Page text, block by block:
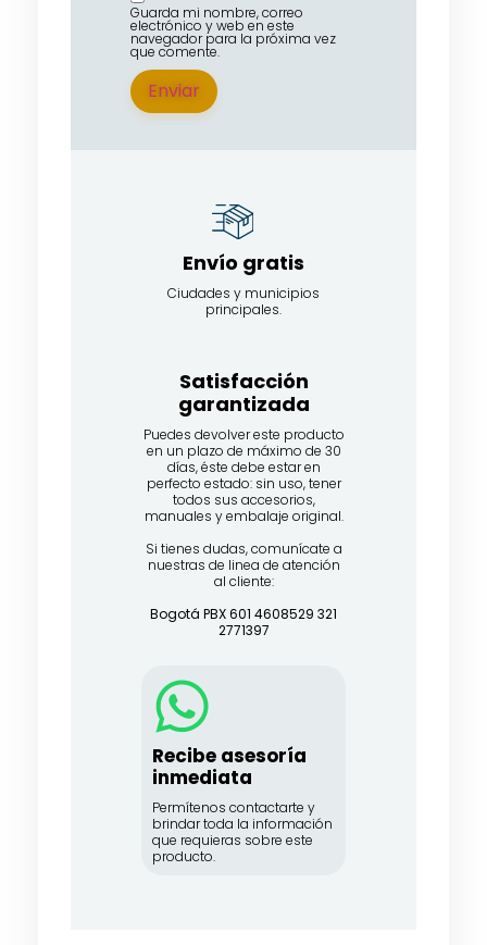
Guarda mi nombre, correo
electrónico y web en este
navegador para la próxima vez
que comente.
Envío gratis
Ciudades y municipios
principales.
Satisfacción
garantizada​
Puedes devolver este producto
en un plazo de máximo de 30
días, éste debe estar en
perfecto estado: sin uso, tener
todos sus accesorios,
manuales y embalaje original.
Si tienes dudas, comunícate a
nuestras de linea de atención
al cliente:
Bogotá PBX 601 4608529 321
2771397
Recibe asesoría
inmediata
Permítenos contactarte y
brindar toda la información
que requieras sobre este
producto.